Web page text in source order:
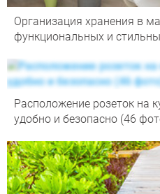
Организация хранения в
функциональных и
Расположение розеток на
удобно и безопасно (46